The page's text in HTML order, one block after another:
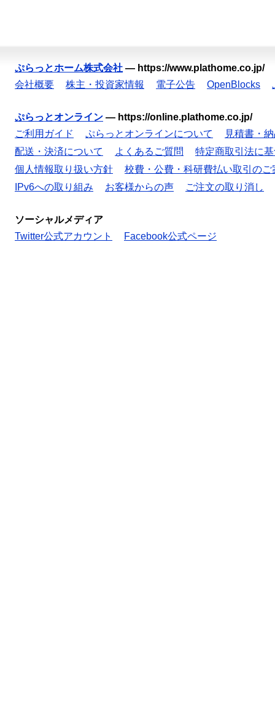
ぷらっとホーム株式会社 — https://www.plathome.co.jp/
会社概要
株主・投資家情報 電子公告 OpenBlocks
ぷらっとオンライン — https://online.plathome.co.jp/
ご利用ガイド
ぷらっとオンラインについて
見積書・
配送・決済について
よくあるご質問
特定商取引法に
個人情報取り扱い方針
校費・公費・科研費払い取引のご
IPv6への取り組み
お客様からの声 ご注文の取り消し
ソーシャルメディア
Twitter公式アカウント
Facebook公式ページ